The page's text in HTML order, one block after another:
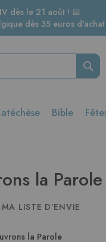
dès le 21 août ! 📅
dès 35 euros
Bible
la
LISTE D’ENVIE
la Parole